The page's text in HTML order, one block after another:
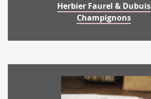
Herbier Faurel & Dubuis
Champignons